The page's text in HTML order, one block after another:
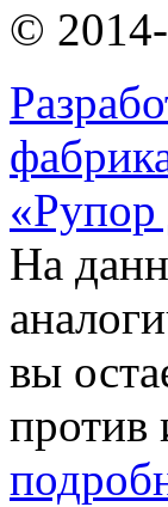
©
«Рупор
На
вы
против